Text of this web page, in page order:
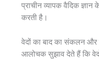
प्राचीन व्यापक वैदिक
करती है।
वेदों का बाद का संकलन और
आलोचक सुझाव देते हैं कि